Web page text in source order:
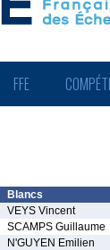
FFE
Blancs
VEYS Vincent
SCAMPS Guillaume
N'GUYEN Emilien